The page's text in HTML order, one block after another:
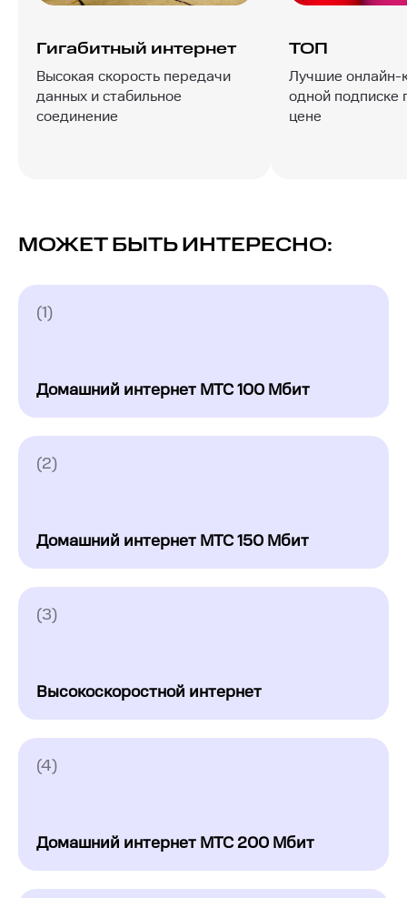
Гигабитный интернет
Высокая скорость передачи
данных и стабильное
соединение
ТОП
Лучшие онлайн-
одной подписке
цене
МОЖЕТ БЫТЬ ИНТЕРЕСНО:
(1)
Домашний интернет МТС 100 Мбит
(2)
Домашний интернет МТС 150 Мбит
(3)
Высокоскоростной интернет
(4)
Домашний интернет МТС 200 Мбит